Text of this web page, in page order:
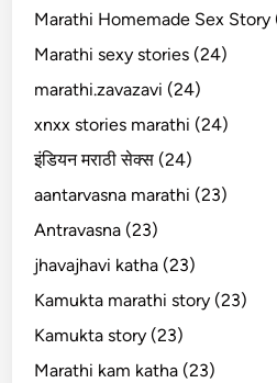
Marathi Homemade Sex Story
Marathi sexy stories (24)
marathi.zavazavi (24)
xnxx stories marathi (24)
इंडियन मराठी सेक्स (24)
aantarvasna marathi (23)
Antravasna (23)
jhavajhavi katha (23)
Kamukta marathi story (23)
Kamukta story (23)
Marathi kam katha (23)